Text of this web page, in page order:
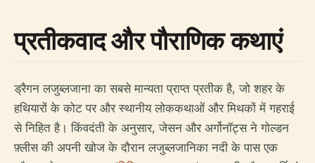
प्रतीकवाद और पौराणिक कथाएं
ड्रैगन लजुब्लजाना का सबसे मान्यता प्राप्त प्रतीक है, जो शहर के
हथियारों के कोट पर और स्थानीय लोककथाओं और मिथकों में गहराई
से निहित है। किंवदंती के अनुसार, जेसन और अर्गोनॉट्स ने गोल्डन
फ़्लीस की अपनी खोज के दौरान लजुब्लजानिका नदी के पास एक